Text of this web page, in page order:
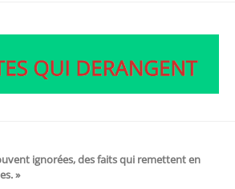
ignorées, des faits qui remettent en
»